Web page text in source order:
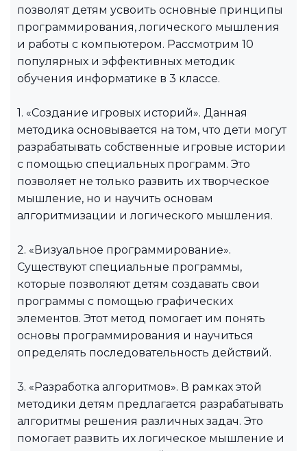
позволят детям усвоить основные принципы
программирования, логического мышления
и работы с компьютером. Рассмотрим 10
популярных и эффективных методик
обучения информатике в 3 классе.
1. «Создание игровых историй». Данная
методика основывается на том, что дети могут
разрабатывать собственные игровые истории
с помощью специальных программ. Это
позволяет не только развить их творческое
мышление, но и научить основам
алгоритмизации и логического мышления.
2. «Визуальное программирование».
Существуют специальные программы,
которые позволяют детям создавать свои
программы с помощью графических
элементов. Этот метод помогает им понять
основы программирования и научиться
определять последовательность действий.
3. «Разработка алгоритмов». В рамках этой
методики детям предлагается разрабатывать
алгоритмы решения различных задач. Это
помогает развить их логическое мышление и